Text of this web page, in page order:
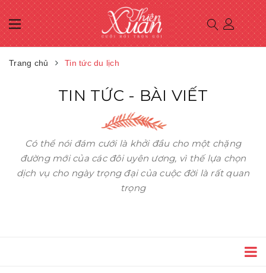
Trang chủ Tin tức du lịch
TIN TỨC - BÀI VIẾT
Có thể nói đám cưới là khởi đầu cho một chặng
đường mới của các đôi uyên ương, vì thế lựa chọn
dịch vụ cho ngày trọng đại của cuộc đời là rất quan
trọng